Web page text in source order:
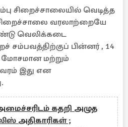
சிறைச்சாலையில் வெடித்த
வரலாற்றையே
வெலிக்கடை
சம்பவத்திற்குப் பின்னர் , 14
மோசமான மற்றும்
இது என
கதறி அழுத
அதிகாரிகள் ;